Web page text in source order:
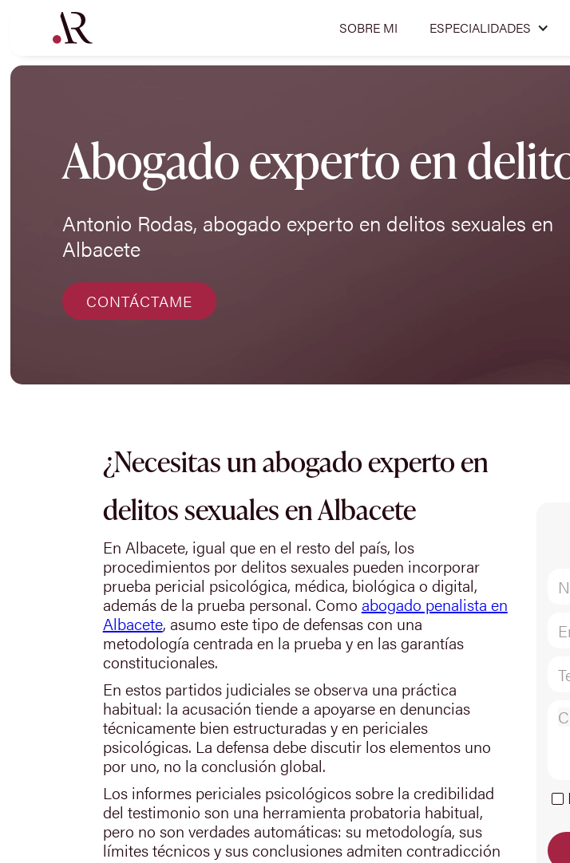
SOBRE MI ESPECIALIDADES
Abogado experto en
Antonio Rodas, abogado experto en delitos sexuales en
Albacete
CONTÁCTAME
¿Necesitas un abogado experto en
delitos sexuales en Albacete
En Albacete, igual que en el resto del país, los
procedimientos por delitos sexuales pueden incorporar
prueba pericial psicológica, médica, biológica o digital,
además de la prueba personal. Como abogado penalista en
Albacete, asumo este tipo de defensas con una
metodología centrada en la prueba y en las garantías
constitucionales.
En estos partidos judiciales se observa una práctica
habitual: la acusación tiende a apoyarse en denuncias
técnicamente bien estructuradas y en periciales
psicológicas. La defensa debe discutir los elementos uno
por uno, no la conclusión global.
Los informes periciales psicológicos sobre la credibilidad
del testimonio son una herramienta probatoria habitual,
pero no son verdades automáticas: su metodología, sus
límites técnicos y sus conclusiones admiten contradicción